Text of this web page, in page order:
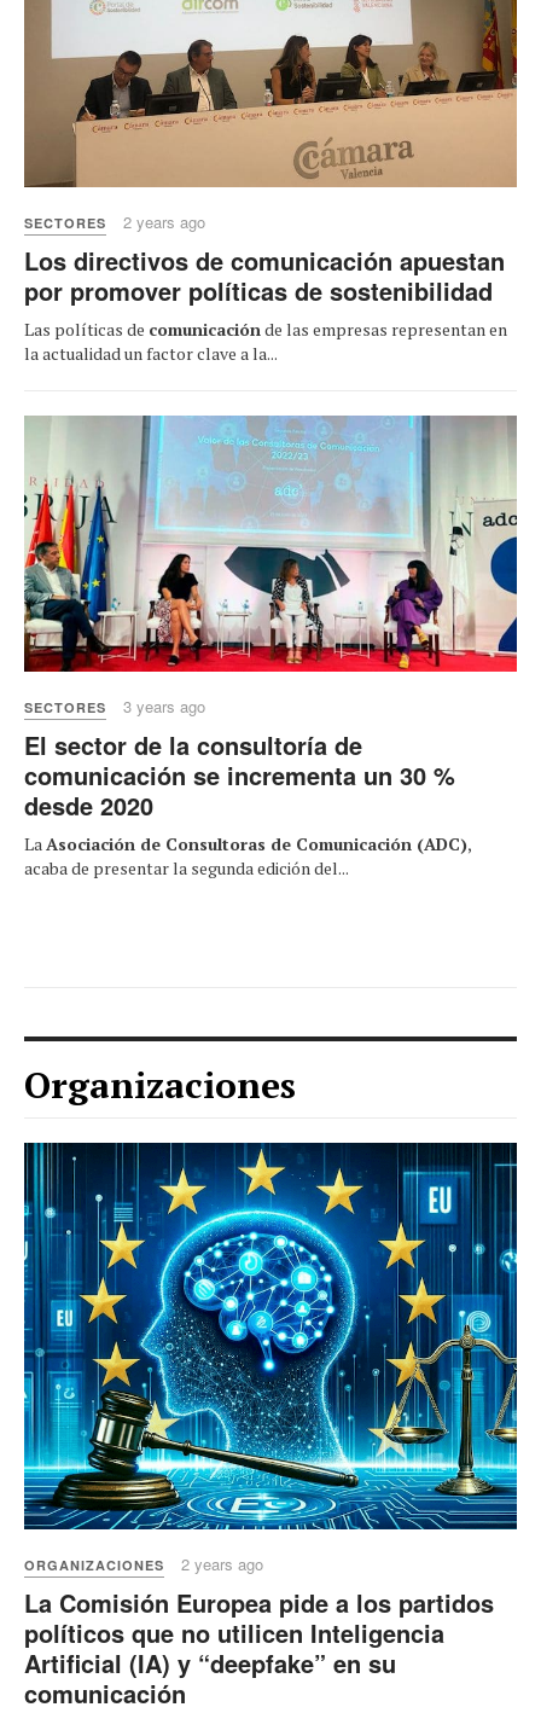
SECTORES 2 years ago
Los directivos de comunicación apuestan
por promover políticas de sostenibilidad
Las políticas de comunicaciónde las empresas representan en
la actualidad un factor clave a la...
SECTORES 3 years ago
El sector de la consultoría de
comunicación se incrementa un 30 %
desde 2020
LaAsociación de Consultoras de Comunicación (ADC),
acaba de presentar la segunda edición del...
Organizaciones
ORGANIZACIONES 2 years ago
La Comisión Europea pide a los partidos
políticos que no utilicen Inteligencia
Artificial (IA) y “deepfake” en su
comunicación